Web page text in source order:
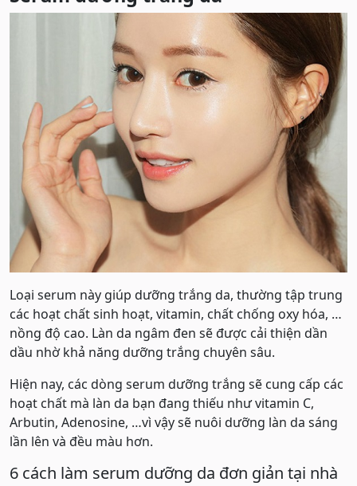
Loại serum này giúp dưỡng trắng da, thường tập trung
các hoạt chất sinh hoạt, vitamin, chất chống oxy hóa, …
nồng độ cao. Làn da ngâm đen sẽ được cải thiện dần
dầu nhờ khả năng dưỡng trắng chuyên sâu.
Hiện nay, các dòng serum dưỡng trắng sẽ cung cấp các
hoạt chất mà làn da bạn đang thiếu như vitamin C,
Arbutin, Adenosine, …vì vậy sẽ nuôi dưỡng làn da sáng
lần lên và đều màu hơn.
6 cách làm serum dưỡng da đơn giản tại nhà